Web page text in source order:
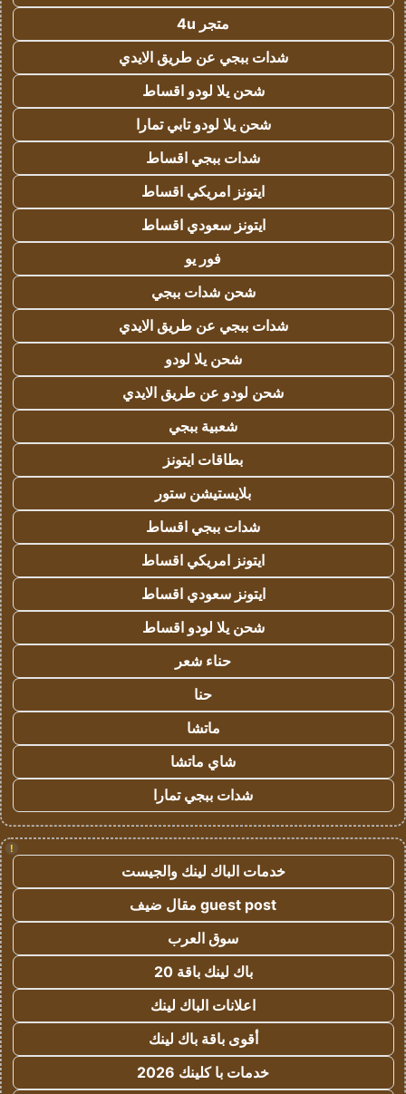
متجر 4u
شدات ببجي عن طريق الايدي
شحن يلا لودو اقساط
شحن يلا لودو تابي تمارا
شدات ببجي اقساط
ايتونز امريكي اقساط
ايتونز سعودي اقساط
فور يو
شحن شدات ببجي
شدات ببجي عن طريق الايدي
شحن يلا لودو
شحن لودو عن طريق الايدي
شعبية ببجي
بطاقات ايتونز
بلايستيشن ستور
شدات ببجي اقساط
ايتونز امريكي اقساط
ايتونز سعودي اقساط
شحن يلا لودو اقساط
حناء شعر
حنا
ماتشا
شاي ماتشا
شدات ببجي تمارا
!
خدمات الباك لينك والجيست
guest post مقال ضيف
سوق العرب
باك لينك باقة 20
اعلانات الباك لينك
أقوى باقة باك لينك
خدمات با كلينك 2026